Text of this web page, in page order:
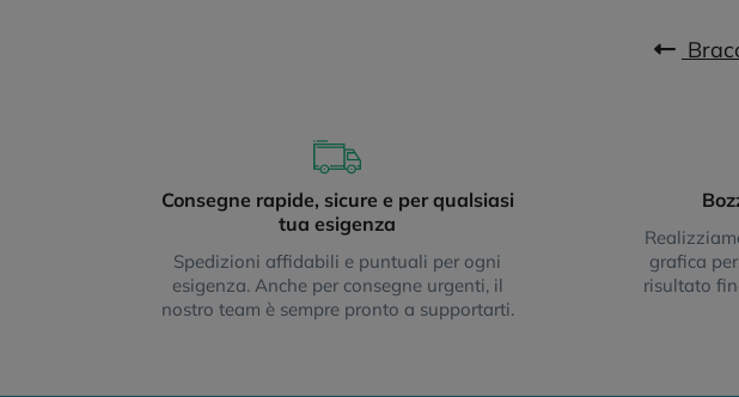
Consegne rapide, sicure e per qualsiasi
tua esigenza
Spedizioni affidabili e puntuali per ogni
esigenza. Anche per consegne urgenti, il
nostro team è sempre pronto a supportarti.
grafica
risultato